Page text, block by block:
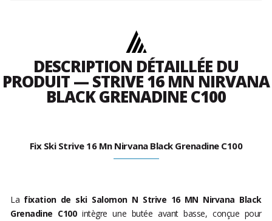
DESCRIPTION DÉTAILLÉE DU
PRODUIT — STRIVE 16 MN NIRVANA
BLACK GRENADINE C100
Fix Ski Strive 16 Mn Nirvana Black Grenadine C100
La fixation de ski Salomon N Strive 16 MN Nirvana Black
Grenadine C100intègre une butée avant basse, conçue pour